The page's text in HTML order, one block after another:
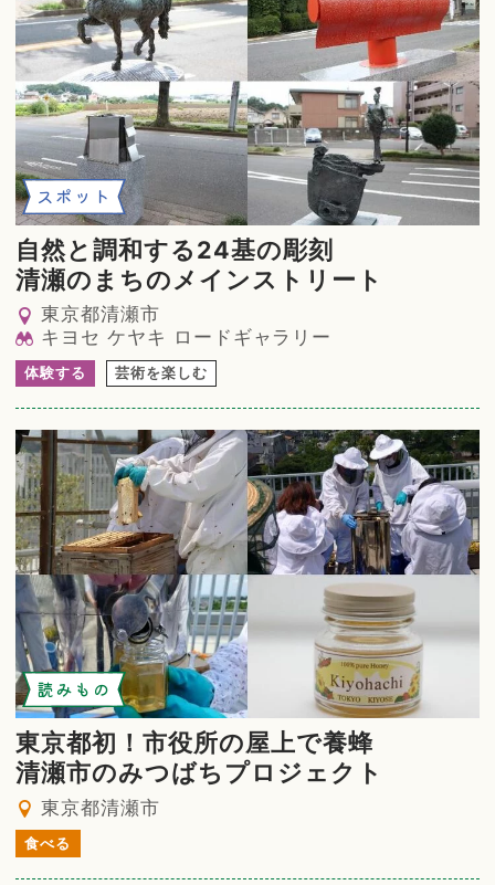
スポット
自然と調和する24基の彫刻
清瀬のまちのメインストリート
東京都清瀬市
キヨセ ケヤキ ロードギャラリー
体験する 芸術を楽しむ
読みもの
東京都初！市役所の屋上で養蜂
清瀬市のみつばちプロジェクト
東京都清瀬市
食べる